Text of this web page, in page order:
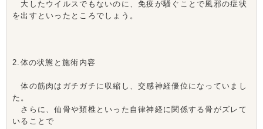
大したウイルスでもないのに、免疫が騒ぐことで風邪の症状
を出すといったところでしょう。
2.体の状態と施術内容
体の筋肉はガチガチに収縮し、交感神経優位になっていまし
た。
さらに、仙骨や頚椎といった自律神経に関係する骨がズレて
いることで